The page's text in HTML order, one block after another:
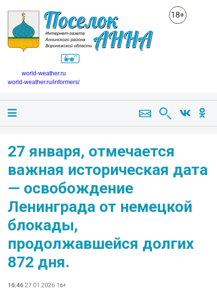
18+
world-weather.ru
world-weather.ru/informers/
27 января, отмечается
важная историческая дата
— освобождение
Ленинграда от немецкой
блокады,
продолжавшейся долгих
872 дня.
16:46 27.01.2026 16+